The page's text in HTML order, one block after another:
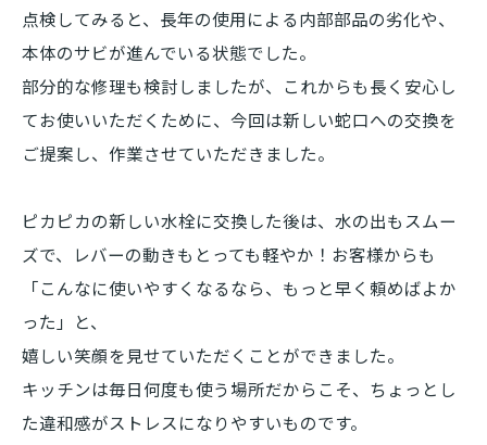
点検してみると、長年の使用による内部部品の劣化や、
本体のサビが進んでいる状態でした。
部分的な修理も検討しましたが、これからも長く安心し
てお使いいただくために、今回は新しい蛇口への交換を
ご提案し、作業させていただきました。
ピカピカの新しい水栓に交換した後は、水の出もスムー
ズで、レバーの動きもとっても軽やか！お客様からも
「こんなに使いやすくなるなら、もっと早く頼めばよか
った」と、
嬉しい笑顔を見せていただくことができました。
キッチンは毎日何度も使う場所だからこそ、ちょっとし
た違和感がストレスになりやすいものです。